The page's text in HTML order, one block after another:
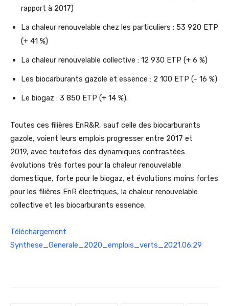
rapport à 2017)
La chaleur renouvelable chez les particuliers : 53 920 ETP
(+ 41 %)
La chaleur renouvelable collective : 12 930 ETP (+ 6 %)
Les biocarburants gazole et essence : 2 100 ETP (- 16 %)
Le biogaz : 3 850 ETP (+ 14 %).
Toutes ces filières EnR&R, sauf celle des biocarburants
gazole, voient leurs emplois progresser entre 2017 et
2019, avec toutefois des dynamiques contrastées :
évolutions très fortes pour la chaleur renouvelable
domestique, forte pour le biogaz, et évolutions moins fortes
pour les filières EnR électriques, la chaleur renouvelable
collective et les biocarburants essence.
Téléchargement
Synthese_Generale_2020_emplois_verts_2021.06.29